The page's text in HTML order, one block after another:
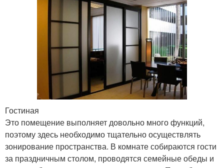
Гостиная
Это помещение выполняет довольно много функций,
поэтому здесь необходимо тщательно осуществлять
зонирование пространства. В комнате собираются гости
за праздничным столом, проводятся семейные обеды и